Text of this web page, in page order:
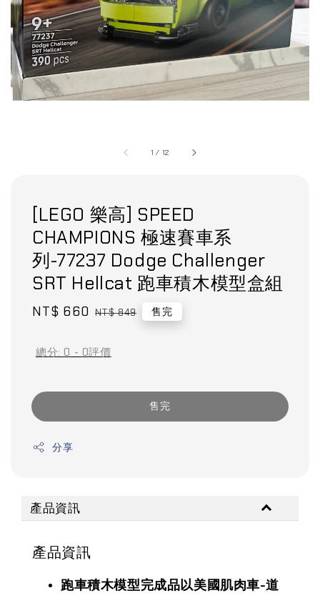
1 / 12
[LEGO 樂高] SPEED
CHAMPIONS 極速賽車系
列-77237 Dodge Challenger
SRT Hellcat 跑車積木模型盒組
Sale
NT$ 660 Regular
NT$ 849 售完
總分: 0 - 0評價
售完
分享
產品資訊
產品資訊
跑車積木模型完成品以美國肌肉車-道